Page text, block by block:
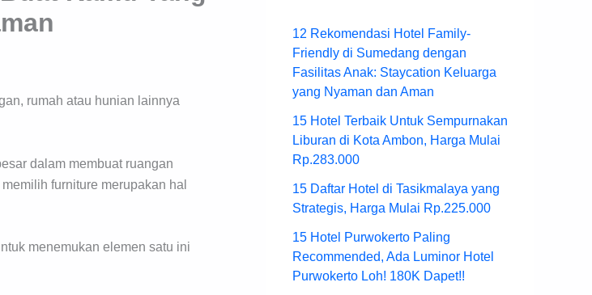
rumah atau hunian lainnya
dalam membuat ruangan
furniture merupakan hal
menemukan elemen satu ini
12 Rekomendasi Hotel Family-
Friendly di Sumedang dengan
Fasilitas Anak: Staycation Keluarga
yang Nyaman dan Aman
15 Hotel Terbaik Untuk Sempurnakan
Liburan di Kota Ambon, Harga Mulai
Rp.283.000
15 Daftar Hotel di Tasikmalaya yang
Strategis, Harga Mulai Rp.225.000
15 Hotel Purwokerto Paling
Recommended, Ada Luminor Hotel
Purwokerto Loh! 180K Dapet!!